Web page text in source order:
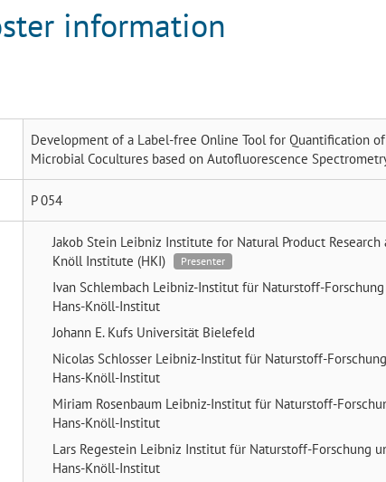
information
Development of a Label-free Online Tool for Quantification
Microbial Cocultures based on Autofluorescence
P 054
Jakob Stein Leibniz Institute for Natural Product
Knöll Institute (HKI)
Presenter
Ivan Schlembach Leibniz-Institut für Naturstoff-
Hans-Knöll-Institut
Johann E. Kufs Universität Bielefeld
Nicolas Schlosser Leibniz-Institut für Naturstoff-
Hans-Knöll-Institut
Miriam Rosenbaum Leibniz-Institut für Naturstoff-
Hans-Knöll-Institut
Lars Regestein Leibniz Institut für Naturstoff-Forschung
Hans-Knöll-Institut